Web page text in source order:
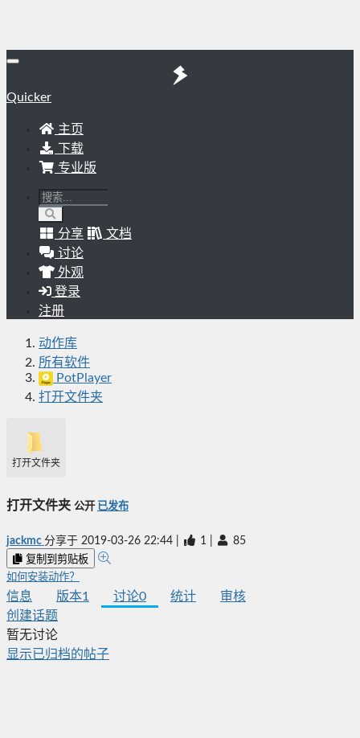
Quicker
主页
下载
专业版
分享
文档
讨论
外观
登录
注册
动作库
所有软件
PotPlayer
打开文件夹
打开文件夹
打开文件夹 公开 已发布
jackmc 分享于 2019-03-26 22:44 1 85
复制到剪贴板
如何安装动作？
信息 版本1 讨论0 统计
审核
创建话题
暂无讨论
显示已归档的帖子